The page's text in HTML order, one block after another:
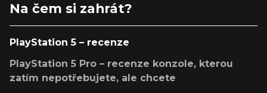
Na čem si zahrát?
PlayStation 5 – recenze
PlayStation 5 Pro – recenze konzole, kterou
zatím nepotřebujete, ale chcete